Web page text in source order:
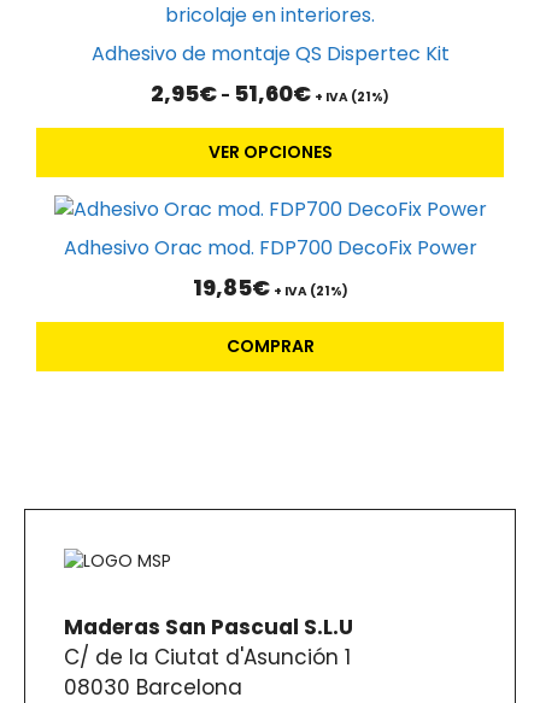
páginaAdhesivo de montaje QS Dispertec Kit
2,95€ - 51,60€Rango
precios:
desde
2,95€
hasta
+ IVA (21%)
VER OPCIONES
pueden
página
Adhesivo Orac mod. FDP700 DecoFix Power
19,85€ + IVA (21%)
COMPRAR
Maderas San Pascual S.L.U
C/ de la Ciutat d'Asunción 1
08030 Barcelona